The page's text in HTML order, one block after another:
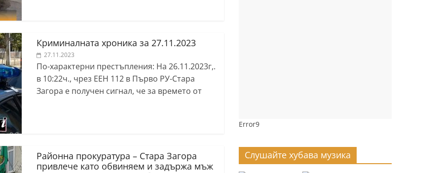
Криминалната хроника за 27.11.2023
27.11.2023
По-характерни престъпления: На 26.11.2023г,.
в 10:22ч., чрез ЕЕН 112 в Първо РУ-Стара
Загора е получен сигнал, че за времето от
Районна прокуратура – Стара Загора
привлече като обвиняем и задържа мъж
Error9
Слушайте хубава музика